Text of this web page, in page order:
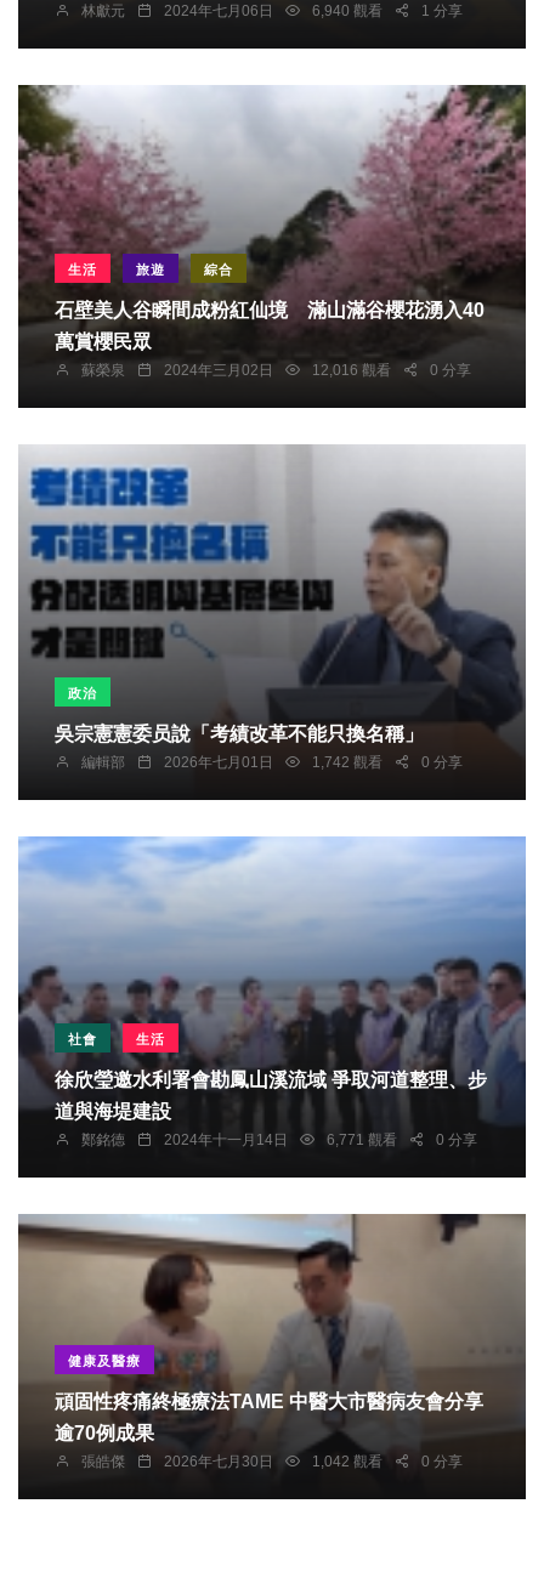
林獻元 2024年七月06日 6,940 觀看 1 分享
生活 旅遊 綜合
石壁美人谷瞬間成粉紅仙境 滿山滿谷櫻花湧入40
萬賞櫻民眾
蘇榮泉 2024年三月02日 12,016 觀看 0 分享
政治
吳宗憲憲委员說「考績改革不能只換名稱」
編輯部 2026年七月01日 1,742 觀看 0 分享
社會 生活
徐欣瑩邀水利署會勘鳳山溪流域 爭取河道整理、步
道與海堤建設
鄭銘德 2024年十一月14日 6,771 觀看 0 分享
健康及醫療
頑固性疼痛終極療法TAME 中醫大市醫病友會分享
逾70例成果
張皓傑 2026年七月30日 1,042 觀看 0 分享